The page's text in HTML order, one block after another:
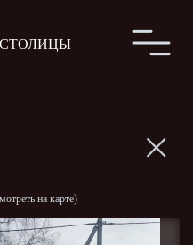
СТОЛИЦЫ
на карте)